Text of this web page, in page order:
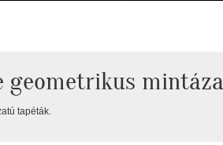
geometrikus
tapéták.